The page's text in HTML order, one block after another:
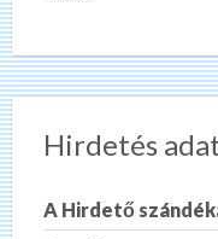
Hirdetés
A Hirdető